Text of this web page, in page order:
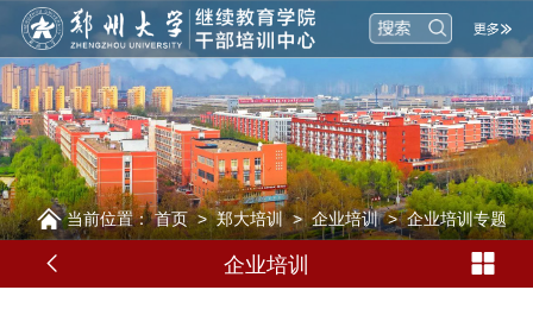
当前位置： 首页>郑大培训>企业培训>企业培训专题
企业培训